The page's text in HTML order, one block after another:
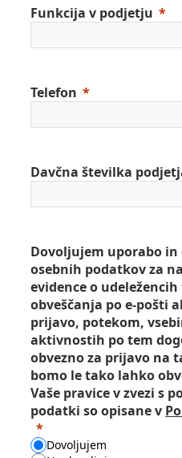
Funkcija v podjetju
Telefon
Davčna številka
Dovoljujem uporabo
osebnih podatkov za
evidence o
obveščanja po e-pošti
prijavo, potekom,
aktivnostih po tem
obvezno za prijavo na
bomo le tako lahko
Vaše pravice v zvezi s
podatki so opisane v
Dovoljujem